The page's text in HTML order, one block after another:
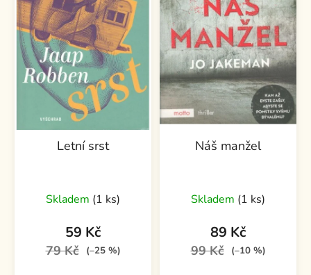
Letní srst
Skladem (1 ks)
59 Kč
79 Kč (–25 %)
Náš manžel
Skladem (1 ks)
89 Kč
99 Kč (–10 %)